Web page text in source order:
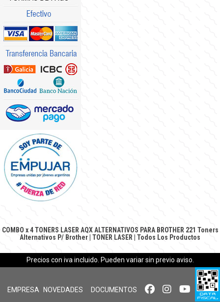
COMBO x 4 TONERS LASER AQX ALTERNATIVOS PARA BROTHER 221 Toners
Alternativos P/ Brother TONER LASER Todos Los Productos
Precios con iva incluido. Pueden variar sin previo aviso.
EMPRESA NOVEDADES DOCUMENTOS